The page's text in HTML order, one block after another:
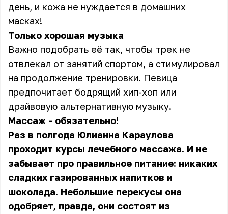
день, и кожа не нуждается в домашних
масках!
Только хорошая музыка
Важно подобрать её так, чтобы трек не
отвлекал от занятий спортом, а стимулировал
на продолжение тренировки. Певица
предпочитает бодрящий хип-хоп или
драйвовую альтернативную музыку.
Массаж - обязательно!
Раз в полгода Юлианна Караулова
проходит курсы лечебного массажа. И не
забывает про правильное питание: никаких
сладких газированных напитков и
шоколада. Небольшие перекусы она
одобряет, правда, они состоят из